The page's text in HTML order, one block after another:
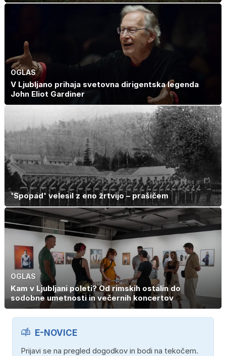
OGLAS
V Ljubljano prihaja svetovna dirigentska legenda
John Eliot Gardiner
'Spopad' velesil z eno žrtvijo – prašičem
OGLAS
Kam v Ljubljani poleti? Od rimskih ostalin do
sodobne umetnosti in večernih koncertov
E-NOVICE
Prijavi se na pregled dogodkov in bodi na tekočem.